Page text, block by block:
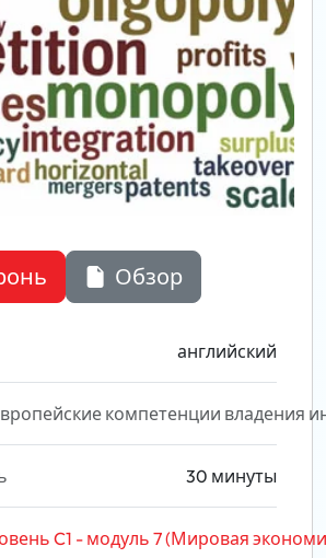
Обзор
английский
компетенции владения
30 минуты
C1 - модуль 7 (Мировая